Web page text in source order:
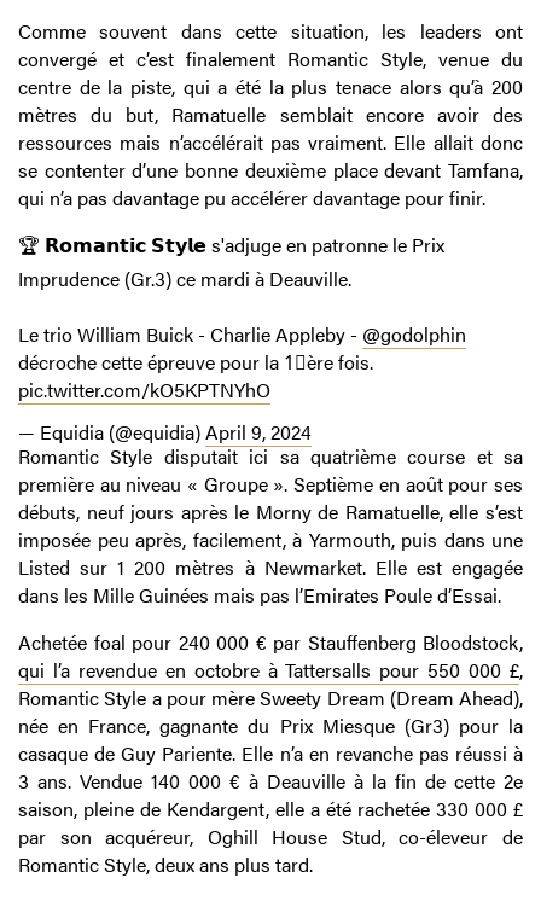
Comme souvent dans cette situation, les leaders ont
convergé et c’est finalement Romantic Style, venue du
centre de la piste, qui a été la plus tenace alors qu’à 200
mètres du but, Ramatuelle semblait encore avoir des
ressources mais n’accélérait pas vraiment. Elle allait donc
se contenter d’une bonne deuxième place devant Tamfana,
qui n’a pas davantage pu accélérer davantage pour finir.
🏆 𝗥𝗼𝗺𝗮𝗻𝘁𝗶𝗰 𝗦𝘁𝘆𝗹𝗲 s'adjuge en patronne le Prix
Imprudence (Gr.3) ce mardi à Deauville.
Le trio William Buick - Charlie Appleby - @godolphin
décroche cette épreuve pour la 1⃣ère fois.
pic.twitter.com/kO5KPTNYhO
— Equidia (@equidia)April 9, 2024
Romantic Style disputait ici sa quatrième course et sa
première au niveau « Groupe ». Septième en août pour ses
débuts, neuf jours après le Morny de Ramatuelle, elle s’est
imposée peu après, facilement, à Yarmouth, puis dans une
Listed sur 1 200 mètres à Newmarket. Elle est engagée
dans les Mille Guinées mais pas l’Emirates Poule d’Essai.
Achetée foal pour 240 000 € par Stauffenberg Bloodstock,
qui l’a revendue en octobre à Tattersalls pour 550 000 £,
Romantic Style a pour mère Sweety Dream (Dream Ahead),
née en France, gagnante du Prix Miesque (Gr3) pour la
casaque de Guy Pariente. Elle n’a en revanche pas réussi à
3 ans. Vendue 140 000 € à Deauville à la fin de cette 2e
saison, pleine de Kendargent, elle a été rachetée 330 000 £
par son acquéreur, Oghill House Stud, co-éleveur de
Romantic Style, deux ans plus tard.